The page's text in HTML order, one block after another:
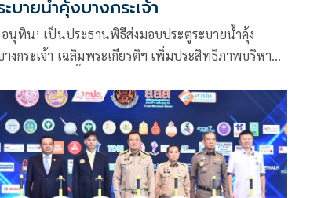
ะบายน้ำคุ้งบางกระเจ้า
อนุทิน’ เป็นประธานพิธีส่งมอบประตูระบายน้ำคุ้ง
างกระเจ้า เฉลิมพระเกียรติฯ เพิ่มประสิทธิภาพบริหาร